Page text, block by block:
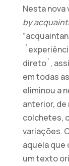
Nesta nova
by
direto`,
em todas
eliminou a
anterior,
colchetes,
variações.
aquela que
um texto